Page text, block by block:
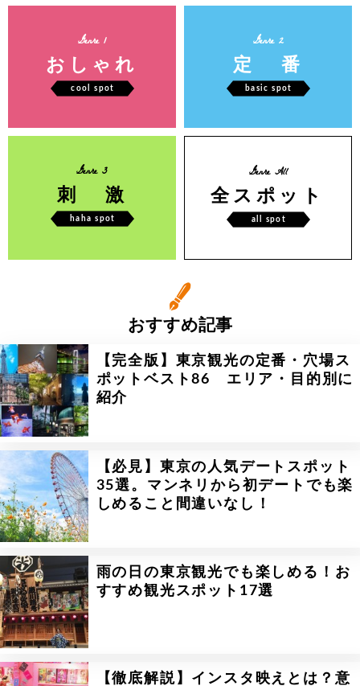
Genre 1
おしゃれ
cool spot
Genre 2
定 番
basic spot
Genre 3
刺 激
haha spot
Genre All
全スポット
all spot
おすすめ記事
【完全版】東京観光の定番・穴場ス
ポットベスト86 エリア・目的別に
紹介
【必見】東京の人気デートスポット
35選。マンネリから初デートでも楽
しめること間違いなし！
雨の日の東京観光でも楽しめる！お
すすめ観光スポット17選
【徹底解説】インスタ映えとは？意